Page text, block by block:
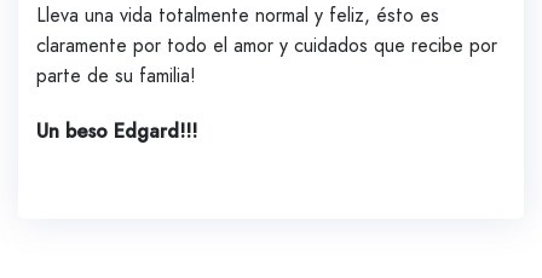
Lleva una vida totalmente normal y feliz, ésto es
claramente por todo el amor y cuidados que recibe por
parte de su familia!
Un beso Edgard!!!